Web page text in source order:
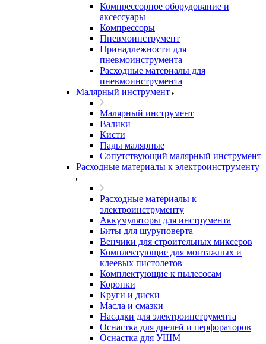
Компрессорное оборудование и
аксессуары
Компрессоры
Пневмоинструмент
Принадлежности для
пневмоинструмента
Расходные материалы для
пневмоинструмента
Малярный инструмент
Малярный инструмент
Валики
Кисти
Пады малярные
Сопутствующий малярный инструмент
Расходные материалы к электроинструменту
Расходные материалы к
электроинструменту
Аккумуляторы для инструмента
Биты для шуруповерта
Венчики для строительных миксеров
Комплектующие для монтажных и
клеевых пистолетов
Комплектующие к пылесосам
Коронки
Круги и диски
Масла и смазки
Насадки для электроинструмента
Оснастка для дрелей и перфораторов
Оснастка для УШМ